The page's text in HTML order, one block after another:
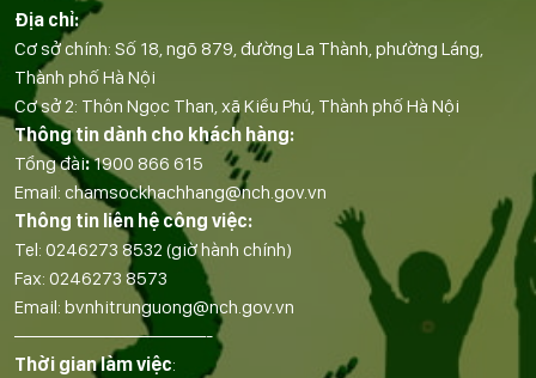
Địa chỉ:
Cơ sở chính: Số 18, ngõ 879, đường La Thành, phường Láng,
Thành phố Hà Nội
Cơ sở 2: Thôn Ngọc Than, xã Kiều Phú, Thành phố Hà Nội
Thông tin dành cho khách hàng:
Tổng đài:1900 866 615
Email: chamsockhachhang@nch.gov.vn
Thông tin liên hệ công việc:
Tel: 0246273 8532 (giờ hành chính)
Fax: 0246273 8573
Email: bvnhitrunguong@nch.gov.vn
——————————-
Thời gian làm việc: